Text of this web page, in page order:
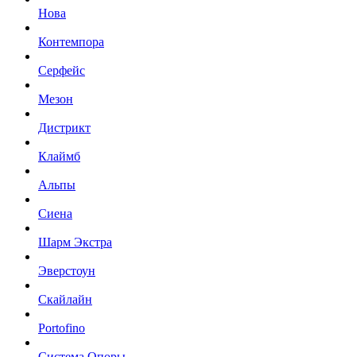
Нова
Контемпора
Серфейс
Мезон
Дистрикт
Клаймб
Альпы
Сиена
Шарм Экстра
Эверстоун
Скайлайн
Portofino